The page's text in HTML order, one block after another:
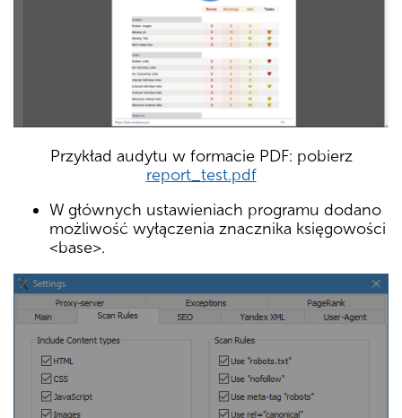
Przykład audytu w formacie PDF: pobierz
report_test.pdf
W głównych ustawieniach programu dodano
możliwość wyłączenia znacznika księgowości
<base>.